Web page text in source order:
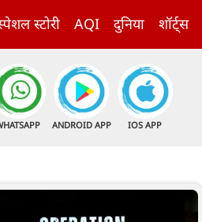
स्टोरी AQI दुनिया शॉर्ट्स
ANDROID APP IOS APP